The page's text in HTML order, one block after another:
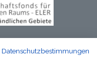
Datenschutzbestimmungen